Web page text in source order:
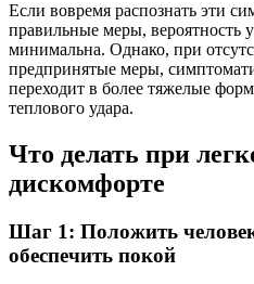
Если вовремя распознать эти
правильные меры, вероятность
минимальна. Однако, при
предпринятые меры,
переходит в более тяжелые
теплового удара.
Что делать при
дискомфорте
Шаг 1: Положить
обеспечить покой